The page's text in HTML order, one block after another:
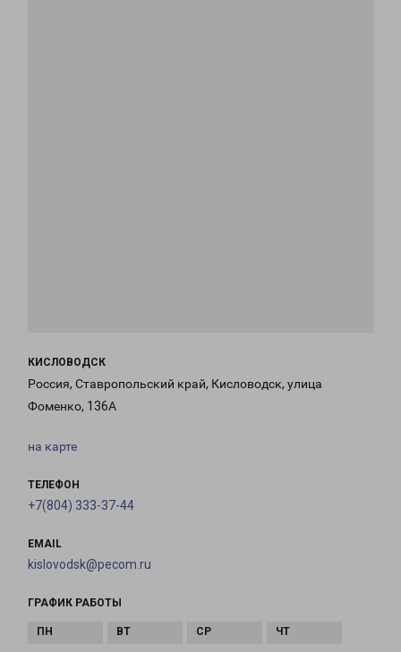
КИСЛОВОДСК
Россия, Ставропольский край, Кисловодск, улица
Фоменко, 136А
на карте
ТЕЛЕФОН
+7(804) 333-37-44
EMAIL
kislovodsk@pecom.ru
ГРАФИК РАБОТЫ